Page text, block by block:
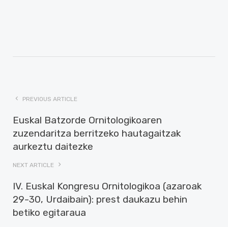
PREVIOUS ARTICLE
Euskal Batzorde Ornitologikoaren
zuzendaritza berritzeko hautagaitzak
aurkeztu daitezke
NEXT ARTICLE
IV. Euskal Kongresu Ornitologikoa (azaroak
29-30, Urdaibain): prest daukazu behin
betiko egitaraua